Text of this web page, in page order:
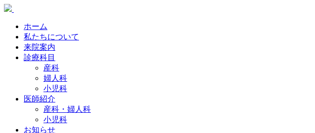
ホーム
私たちについて
来院案内
診療科目
産科
婦人科
小児科
医師紹介
産科・婦人科
小児科
お知らせ